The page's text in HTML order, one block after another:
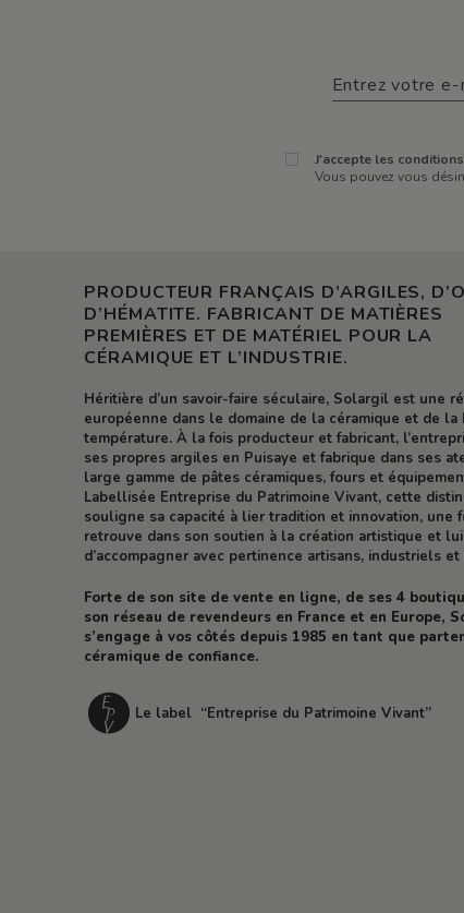
J'accepte les
Vous pouvez vous
PRODUCTEUR FRANÇAIS D’ARGILES,
D’HÉMATITE. FABRICANT DE MATIÈRES
PREMIÈRES ET DE MATÉRIEL POUR LA
CÉRAMIQUE ET L’INDUSTRIE.
Héritière d’un savoir-faire séculaire, Solargil est une
européenne dans le domaine de la céramique et de la
température. À la fois producteur et fabricant,
ses propres argiles en Puisaye et fabrique dans ses
large gamme de pâtes céramiques, fours et
Labellisée Entreprise du Patrimoine Vivant, cette
souligne sa capacité à lier tradition et innovation, une
retrouve dans son soutien à la création artistique et
d’accompagner avec pertinence artisans, industriels
Forte de son site de vente en ligne, de ses 4
son réseau de revendeurs en France et en Europe,
s’engage à vos côtés depuis 1985 en tant que
céramique de confiance.
Le label “Entreprise du Patrimoine Vivant”